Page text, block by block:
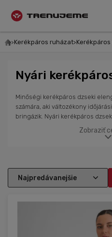
Kerékpáros ruházat Kerékpáros
Nyári
Minőségi kerékpáros dzseki
számára, aki változékony
bringázik. Nyári kerékpáros
elleni védelemre a hűvösebb
anyagokból készülnek, amelyek
nyújtanak a rossz körülmények
Zobraziť